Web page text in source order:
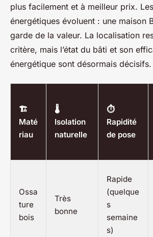
plus facilement et à meilleur prix.
énergétiques évoluent : une maison
garde de la valeur. La localisation
critère, mais l’état du bâti et son
énergétique sont désormais décisifs.
🏗️
Maté
riau
🌡️
Isolation
naturelle
⏱️
Rapidité
de pose
Ossa
ture
bois
Très
bonne
Rapide
(quelque
s
semaine
s)